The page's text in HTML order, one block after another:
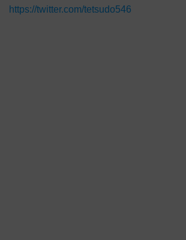
https://twitter.com/tetsudo546